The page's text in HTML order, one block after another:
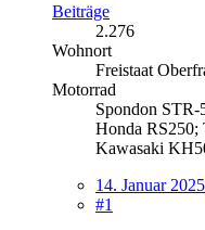
Beiträge
2.276
Wohnort
Freistaat
Motorrad
Spondon STR-
Honda RS250;
Kawasaki
14. Januar 2025
#1